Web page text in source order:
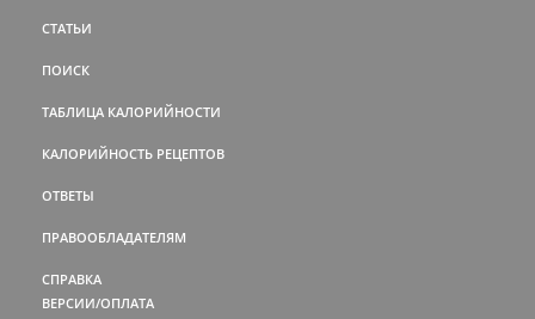
СТАТЬИ
ПОИСК
ТАБЛИЦА КАЛОРИЙНОСТИ
КАЛОРИЙНОСТЬ РЕЦЕПТОВ
ОТВЕТЫ
ПРАВООБЛАДАТЕЛЯМ
СПРАВКА
ВЕРСИИ/ОПЛАТА